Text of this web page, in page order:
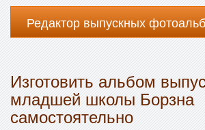
Редактор выпускных
Изготовить альбом
младшей школы Борзна
самостоятельно